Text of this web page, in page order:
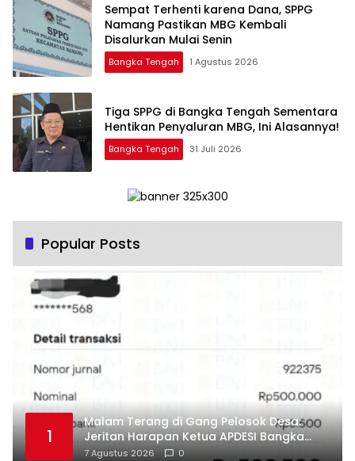
‎Sempat Terhenti karena Dana, SPPG
Namang Pastikan MBG Kembali
Disalurkan Mulai Senin
Bangka Tengah 1 Agustus 2026
‎Tiga SPPG di Bangka Tengah Sementara
Bangka Tengah 31 Juli 2026
Popular Posts
1
Malam Terang di Gang Pelosok Desa:
Jeritan Harapan Ketua APDESI Bangka
Tengah untuk PLN Babel
7 Agustus 2026 0